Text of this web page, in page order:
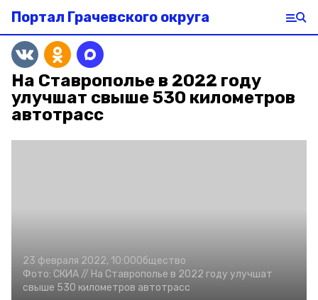
Портал Грачевского округа
На Ставрополье в 2022 году
улучшат свыше 530 километров
автотрасс
23 февраля 2022, 10:00Общество
Фото: СКИА // На Ставрополье в 2022 году улучшат
свыше 530 километров автотрасс